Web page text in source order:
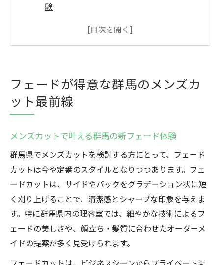
験
群馬県で話題のフェード技術とメンズカッ
フェードカットが得意な理容室の見極め方
トレンド重視のメンズカットで自分だけの
メンズカットで叶える群馬県流BARBERスタイ
ル術
メンズカットで仕上げる群馬流BARBERデ
ザイン
BARBERスタイルに強い理容室の特徴とは
群馬県のメンズカットが支持される理由を
解説
個性派BARBERスタイルをメンズカットで
表現
フェードが得意な群馬のメンズカ
ット最前線
メンズカットで叶える群馬の新フェード体験
群馬県でメンズカットを検討する方にとって、フェード
カットは今や定番のスタイルとなりつつあります。フェ
ードカットは、サイドやバックをグラデーション状に短
く刈り上げることで、清潔感とシャープな印象を与えま
す。特に群馬県内の理容室では、細やかな技術によるフ
ェードの美しさや、顔立ち・髪質に合わせたオーダーメ
イドの提案が多く見受けられます。
フェードカットは、ビジネスシーンからプライベートま